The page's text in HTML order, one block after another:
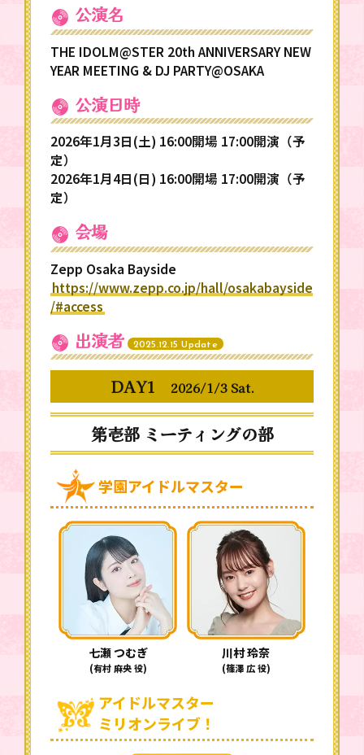
公演名
THE IDOLM@STER 20th ANNIVERSARY NEW
YEAR MEETING & DJ PARTY@OSAKA
公演日時
2026年1月3日(土) 16:00開場 17:00開演（予
定）
2026年1月4日(日) 16:00開場 17:00開演（予
定）
会場
Zepp Osaka Bayside
https://www.zepp.co.jp/hall/osakabayside
/#access
出演者 2025.12.15 Update
DAY1 2026/1/3 Sat.
第壱部 ミーティングの部
学園アイドルマスター
七瀬 つむぎ
(有村 麻央 役)
川村 玲奈
(篠澤 広 役)
アイドルマスター
ミリオンライブ！